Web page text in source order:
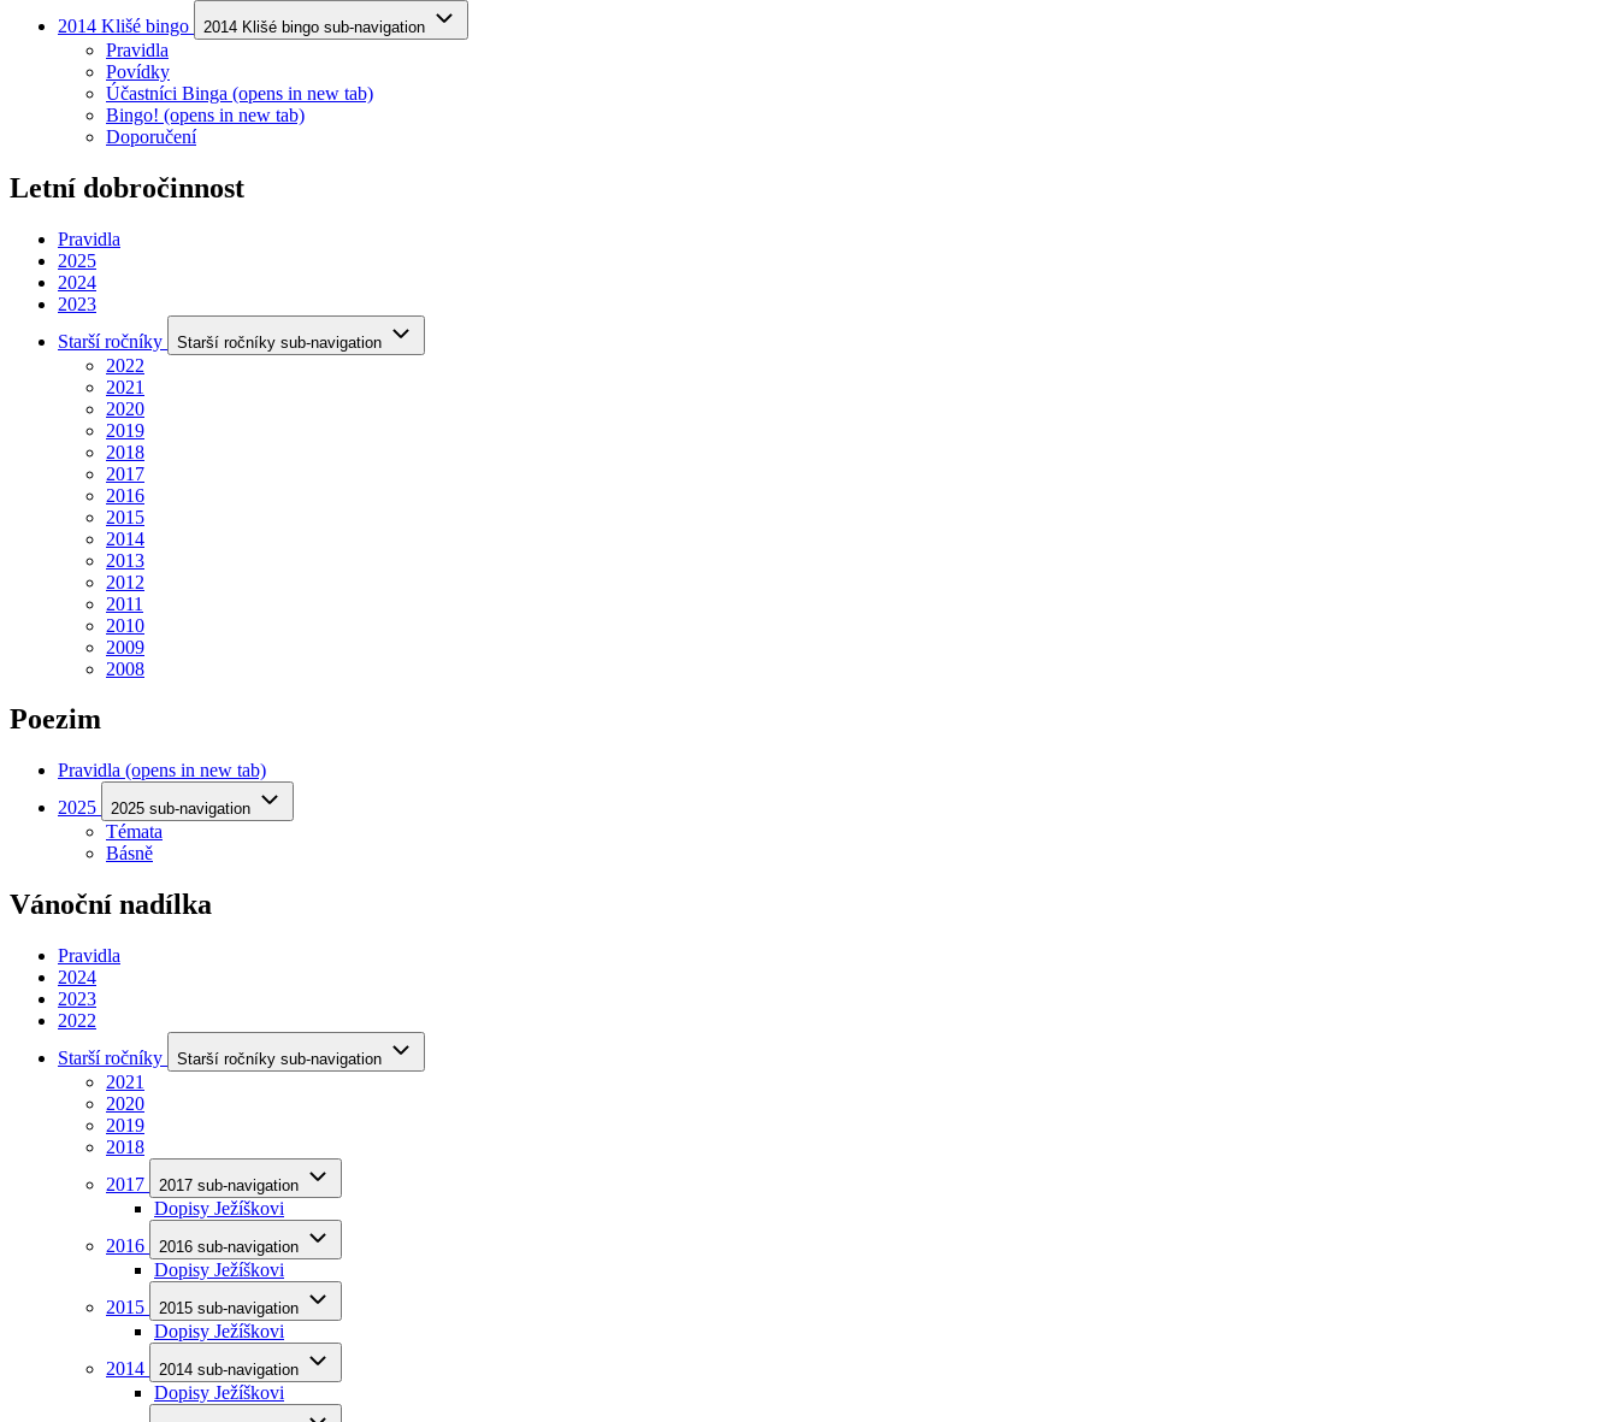
2014 Klišé bingo
2014 Klišé bingo sub-navigation
Pravidla
Povídky
Účastníci Binga (opens in new tab)
Bingo! (opens in new tab)
Doporučení
Letní dobročinnost
Pravidla
2025
2024
2023
Starší ročníky
Starší ročníky sub-navigation
2022
2021
2020
2019
2018
2017
2016
2015
2014
2013
2012
2011
2010
2009
2008
Poezim
Pravidla (opens in new tab)
2025
2025 sub-navigation
Témata
Básně
Vánoční nadílka
Pravidla
2024
2023
2022
Starší ročníky
Starší ročníky sub-navigation
2021
2020
2019
2018
2017
2017 sub-navigation
Dopisy Ježíškovi
2016
2016 sub-navigation
Dopisy Ježíškovi
2015
2015 sub-navigation
Dopisy Ježíškovi
2014
2014 sub-navigation
Dopisy Ježíškovi